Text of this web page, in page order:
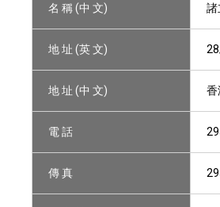
名 稱 (中 文) 諸
地 址 (英 文)
地 址 (中 文) 香
電 話
傳 真